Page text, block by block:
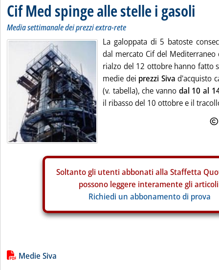
Cif Med spinge alle stelle i gasoli
Media settimanale dei prezzi extra-rete
La galoppata di 5 batoste
dal mercato Cif del
rialzo del 12 ottobre hanno fatto
medie dei prezzi Siva d'acquisto
(v. tabella), che vanno dal 10 al
il ribasso del 10 ottobre e il
Soltanto gli utenti abbonati alla Staffetta
possono leggere interamente gli
Richiedi un abbonamento di prova
Lista allegati PDF alla notizia
Medie Siva